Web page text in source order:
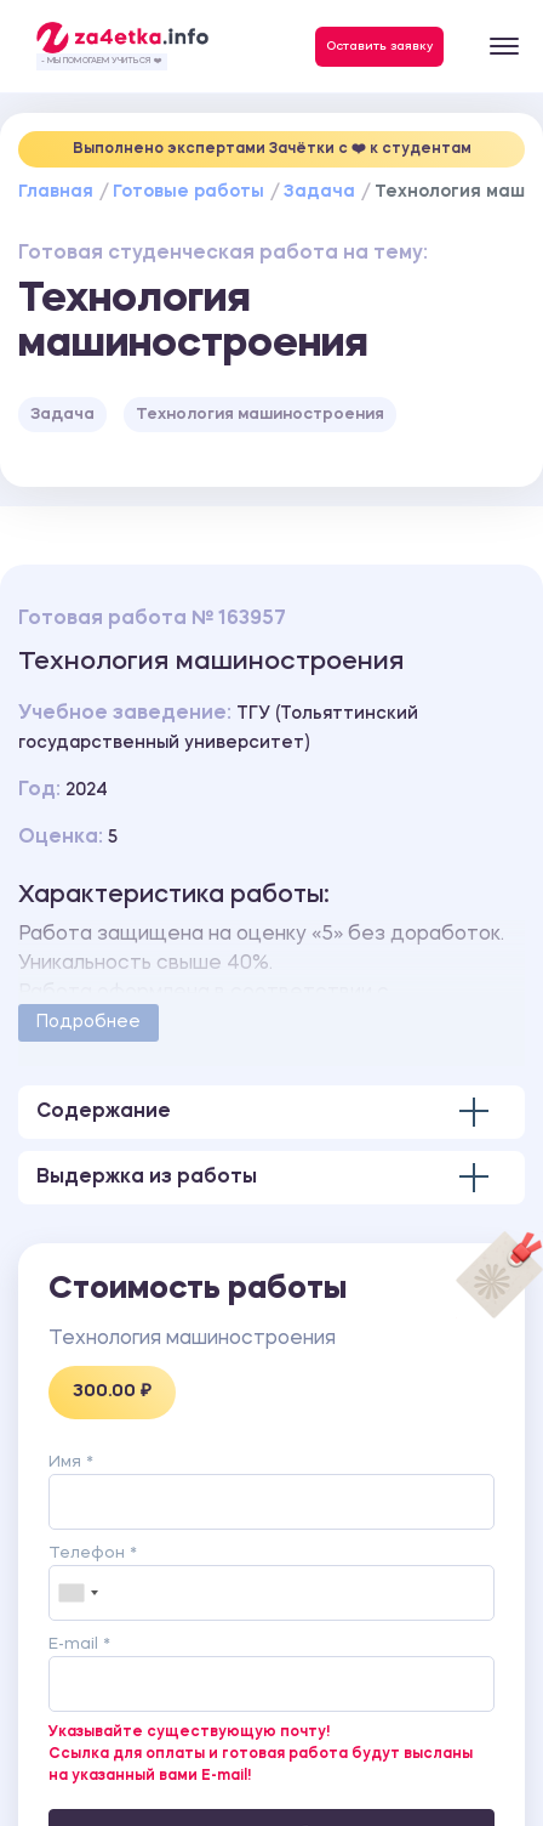
- МЫ ПОМОГАЕМ УЧИТЬСЯ ❤️
Оставить заявку
Выполнено экспертами Зачётки c ❤️ к студентам
Главная Готовые работы Задача Технология
Готовая студенческая работа на тему:
Технология
машиностроения
Задача Технология машиностроения
Готовая работа № 163957
Технология машиностроения
Учебное заведение:
ТГУ (Тольяттинский
государственный университет)
Год: 2024
Оценка: 5
Характеристика работы:
Работа защищена на оценку «5» без доработок.
Уникальность свыше 40%.
методическими указаниями учебного заведения.
Подробнее
Содержание
Выдержка из работы
Стоимость работы
Технология машиностроения
300.00 ₽
Имя *
Телефон *
E-mail *
Указывайте существующую почту!
Ссылка для оплаты и готовая работа будут высланы
на указанный вами E-mail!